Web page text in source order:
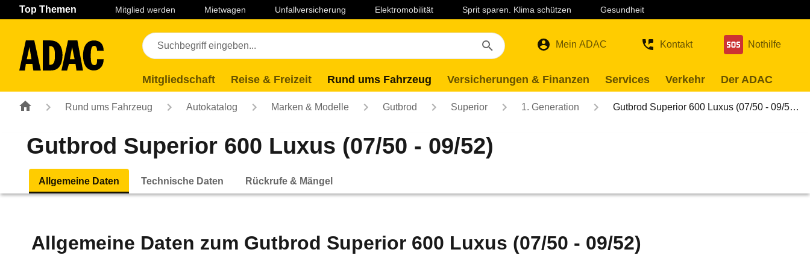
Navigation Seiteninhalt Fußzeile
Top Themen Mitglied werden Mietwagen Unfallversicherung Elektromobilität Sprit sparen. Klima schützen Gesundheit
Mein ADAC Kontakt Nothilfe
Mitgliedschaft Reise & Freizeit Rund ums Fahrzeug Versicherungen & Finanzen Services Verkehr Der ADAC
Rund ums Fahrzeug Autokatalog Marken & Modelle Gutbrod Superior 1. Generation Gutbrod Superior 600 Luxus (07/50 - 09/5…
Gutbrod Superior 600 Luxus (07/50 - 09/52)
Allgemeine Daten Technische Daten Rückrufe & Mängel
Allgemeine Daten zum Gutbrod Superior 600 Luxus (07/50 - 09/52)